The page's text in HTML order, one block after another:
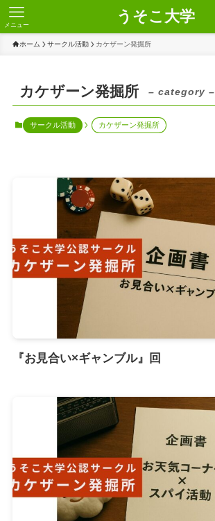
うそこ大学
メニュー
ホーム サークル活動 カケザーン発掘所
カケザーン発掘所 – category –
サークル活動 カケザーン発掘所
『お見合い×ギャンブル』回